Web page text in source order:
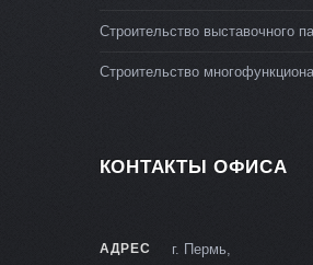
Строительство выставочного
Строительство
КОНТАКТЫ ОФИСА
АДРЕС
г. Пермь,